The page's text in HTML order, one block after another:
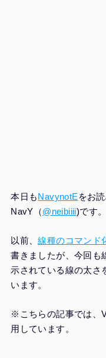
本日もNavynotE をお
NavY（@neibiiii)です。
以前、線種のコマンド
書きましたが、今回も
示されている線の太さ
います。
※こちらの記事では、
用しています。